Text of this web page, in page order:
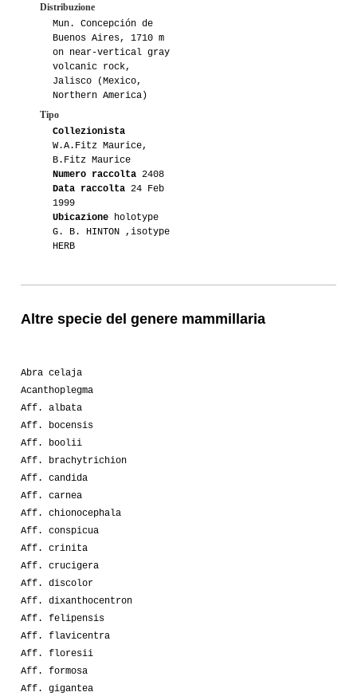
Distribuzione
Mun. Concepción de
Buenos Aires, 1710 m
on near-vertical gray
volcanic rock,
Jalisco (Mexico,
Northern America)
Tipo
Collezionista
W.A.Fitz Maurice,
B.Fitz Maurice
Numero raccolta 2408
Data raccolta 24 Feb
1999
Ubicazione holotype
G. B. HINTON ,isotype
HERB
Altre specie del genere mammillaria
Abra celaja
Acanthoplegma
Aff. albata
Aff. bocensis
Aff. boolii
Aff. brachytrichion
Aff. candida
Aff. carnea
Aff. chionocephala
Aff. conspicua
Aff. crinita
Aff. crucigera
Aff. discolor
Aff. dixanthocentron
Aff. felipensis
Aff. flavicentra
Aff. floresii
Aff. formosa
Aff. gigantea